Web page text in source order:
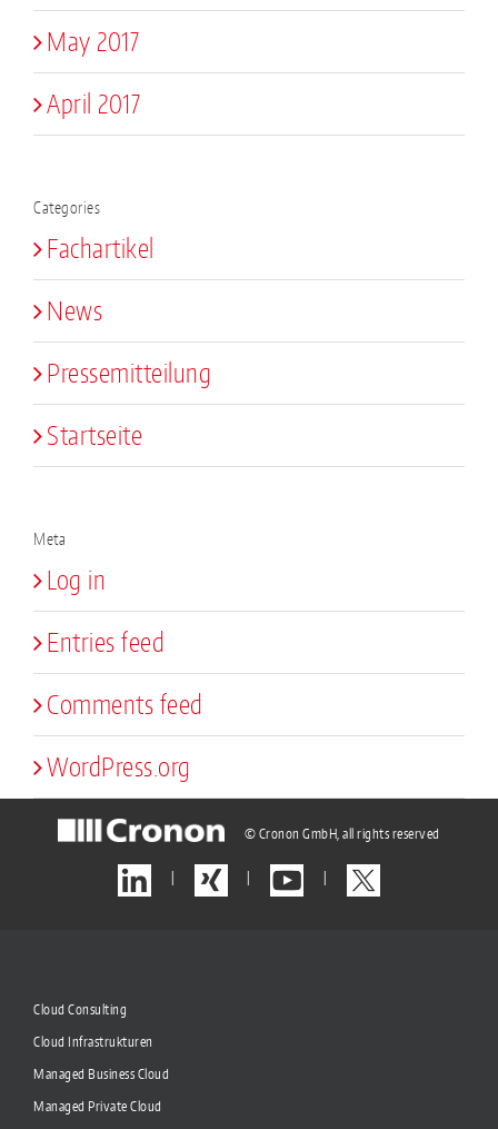
May 2017
April 2017
Categories
Fachartikel
News
Pressemitteilung
Startseite
Meta
Log in
Entries feed
Comments feed
WordPress.org
© Cronon GmbH, all rights reserved
Cloud Consulting
Cloud Infrastrukturen
Managed Business Cloud
Managed Private Cloud